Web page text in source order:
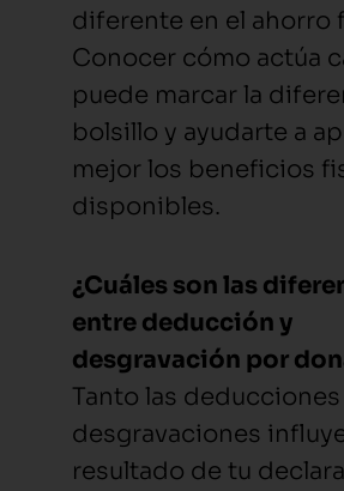
diferente en el ahorro
Conocer cómo actúa
puede marcar la
bolsillo y ayudarte a
mejor los beneficios
disponibles.
¿Cuáles son las
entre deducción y
desgravación por
Tanto las
desgravaciones
resultado de tu